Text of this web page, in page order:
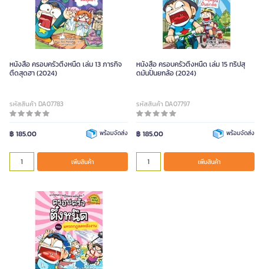
หนังสือ ครอบครัวตึ๋งหนืด เล่ม 13 ภารกิจ
ตืดสุดฮา (2024)
รหัสสินค้า DA07783
฿ 185.00 พร้อมจัดส่ง
เพิ่มสินค้า
หนังสือ ครอบครัวตึ๋งหนืด เล่ม 15 ทริปสุ
ดมันปั่นยกล้อ (2024)
รหัสสินค้า DA07797
฿ 185.00 พร้อมจัดส่ง
เพิ่มสินค้า